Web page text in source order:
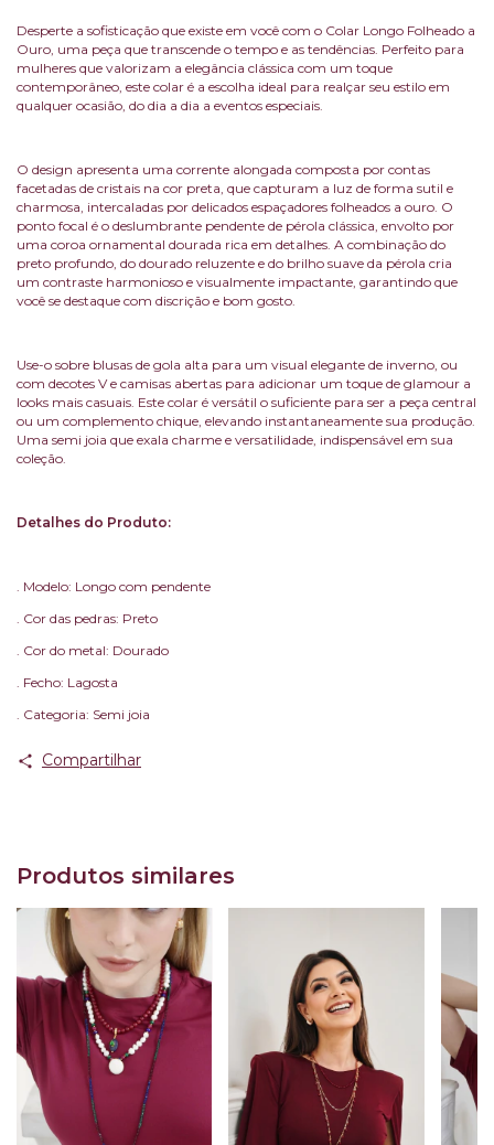
Desperte a sofisticação que existe em você com o Colar Longo Folheado a
Ouro, uma peça que transcende o tempo e as tendências. Perfeito para
mulheres que valorizam a elegância clássica com um toque
contemporâneo, este colar é a escolha ideal para realçar seu estilo em
qualquer ocasião, do dia a dia a eventos especiais.
O design apresenta uma corrente alongada composta por contas
facetadas de cristais na cor preta, que capturam a luz de forma sutil e
charmosa, intercaladas por delicados espaçadores folheados a ouro. O
ponto focal é o deslumbrante pendente de pérola clássica, envolto por
uma coroa ornamental dourada rica em detalhes. A combinação do
preto profundo, do dourado reluzente e do brilho suave da pérola cria
um contraste harmonioso e visualmente impactante, garantindo que
você se destaque com discrição e bom gosto.
Use-o sobre blusas de gola alta para um visual elegante de inverno, ou
com decotes V e camisas abertas para adicionar um toque de glamour a
looks mais casuais. Este colar é versátil o suficiente para ser a peça central
ou um complemento chique, elevando instantaneamente sua produção.
Uma semi joia que exala charme e versatilidade, indispensável em sua
coleção.
Detalhes do Produto:
. Modelo: Longo com pendente
. Cor das pedras: Preto
. Cor do metal: Dourado
. Fecho: Lagosta
. Categoria: Semi joia
Compartilhar
Produtos similares